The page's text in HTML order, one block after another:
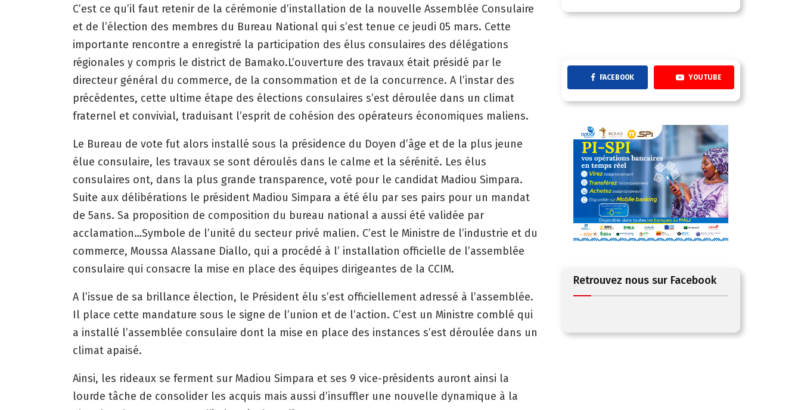
C’est ce qu’il faut retenir de la cérémonie d’installation de la nouvelle Assemblée Consulaire
et de l’élection des membres du Bureau National qui s’est tenue ce jeudi 05 mars. Cette
importante rencontre a enregistré la participation des élus consulaires des délégations
régionales y compris le district de Bamako.L’ouverture des travaux était présidé par le
directeur général du commerce, de la consommation et de la concurrence. A l’instar des
précédentes, cette ultime étape des élections consulaires s’est déroulée dans un climat
fraternel et convivial, traduisant l’esprit de cohésion des opérateurs économiques maliens.
Le Bureau de vote fut alors installé sous la présidence du Doyen d’âge et de la plus jeune
élue consulaire, les travaux se sont déroulés dans le calme et la sérénité. Les élus
consulaires ont, dans la plus grande transparence, voté pour le candidat Madiou Simpara.
Suite aux délibérations le président Madiou Simpara a été élu par ses pairs pour un mandat
de 5ans. Sa proposition de composition du bureau national a aussi été validée par
acclamation…Symbole de l’unité du secteur privé malien. C’est le Ministre de l’industrie et du
commerce, Moussa Alassane Diallo, qui a procédé à l’ installation officielle de l’assemblée
consulaire qui consacre la mise en place des équipes dirigeantes de la CCIM.
A l’issue de sa brillance élection, le Président élu s’est officiellement adressé à l’assemblée.
Il place cette mandature sous le signe de l’union et de l’action. C’est un Ministre comblé qui
a installé l’assemblée consulaire dont la mise en place des instances s’est déroulée dans un
climat apaisé.
Ainsi, les rideaux se ferment sur Madiou Simpara et ses 9 vice-présidents auront ainsi la
lourde tâche de consolider les acquis mais aussi d’insuffler une nouvelle dynamique à la
FACEBOOK YOUTUBE
Retrouvez nous sur Facebook